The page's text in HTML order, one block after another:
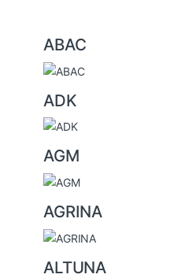
ABAC
ADK
AGM
AGRINA
ALTUNA